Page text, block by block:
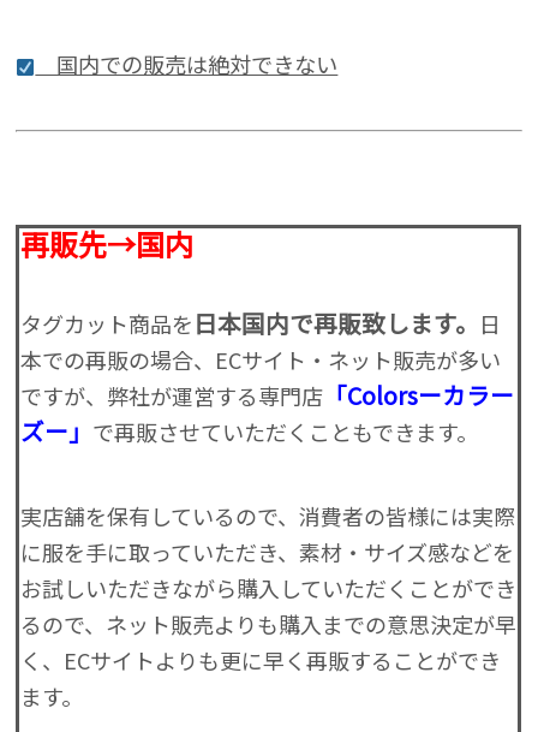
国内での販売は絶対できない
再販先→国内
タグカット商品を日本国内で再販致します。 日
本での再販の場合、ECサイト・ネット販売が多い
ですが、弊社が運営する専門店 「Colorsーカラー
ズー」 で再販させていただくこともできます。
実店舗を保有しているので、消費者の皆様には実際
に服を手に取っていただき、素材・サイズ感などを
お試しいただきながら購入していただくことができ
るので、ネット販売よりも購入までの意思決定が早
く、ECサイトよりも更に早く再販することができ
ます。